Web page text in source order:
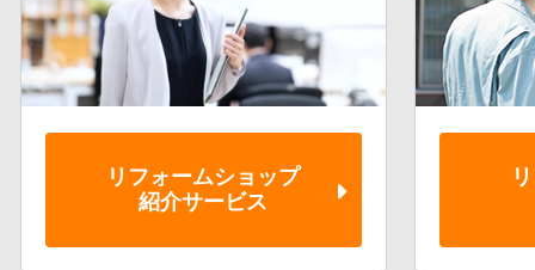
リフォームショップ
紹介サービス